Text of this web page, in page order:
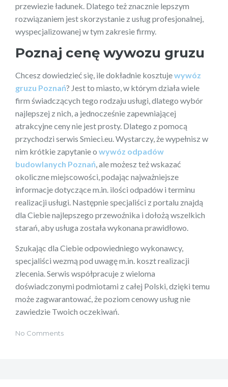
przewiezie ładunek. Dlatego też znacznie lepszym
rozwiązaniem jest skorzystanie z usług profesjonalnej,
wyspecjalizowanej w tym zakresie firmy.
Poznaj cenę wywozu gruzu
Chcesz dowiedzieć się, ile dokładnie kosztujewywóz
gruzu Poznań? Jest to miasto, w którym działa wiele
firm świadczących tego rodzaju usługi, dlatego wybór
najlepszej z nich, a jednocześnie zapewniającej
atrakcyjne ceny nie jest prosty. Dlatego z pomocą
przychodzi serwis Smieci.eu. Wystarczy, że wypełnisz w
nim krótkie zapytanie o wywóz odpadów
budowlanych Poznań, ale możesz też wskazać
okoliczne miejscowości, podając najważniejsze
informacje dotyczące m.in. ilości odpadów i terminu
realizacji usługi. Następnie specjaliści z portalu znajdą
dla Ciebie najlepszego przewoźnika i dołożą wszelkich
starań, aby usługa została wykonana prawidłowo.
Szukając dla Ciebie odpowiedniego wykonawcy,
specjaliści wezmą pod uwagę m.in. koszt realizacji
zlecenia. Serwis współpracuje z wieloma
doświadczonymi podmiotami z całej Polski, dzięki temu
może zagwarantować, że poziom cenowy usług nie
zawiedzie Twoich oczekiwań.
No Comments